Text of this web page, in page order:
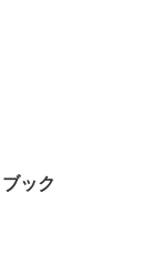
ック